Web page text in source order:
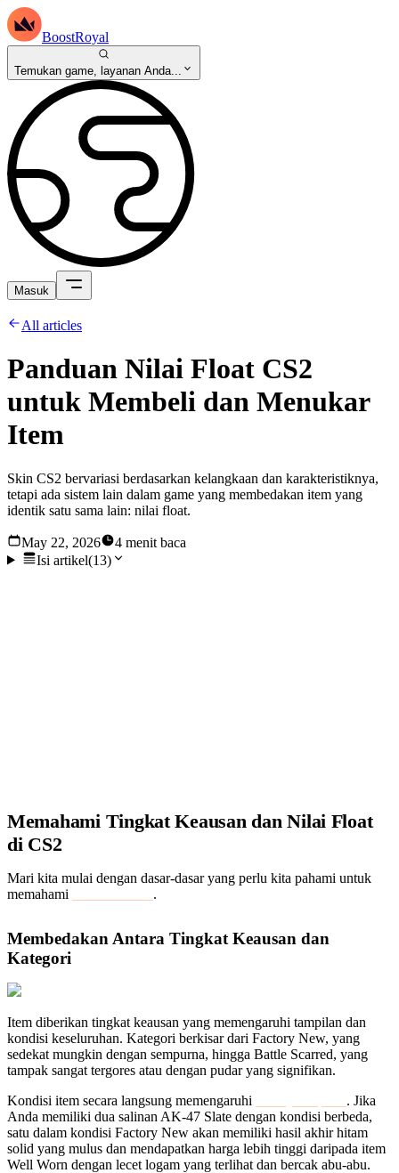
BoostRoyal
Temukan game, layanan Anda...
Masuk
All articles
Panduan Nilai Float CS2
untuk Membeli dan Menukar
Item
Skin CS2 bervariasi berdasarkan kelangkaan dan karakteristiknya,
tetapi ada sistem lain dalam game yang membedakan item yang
identik satu sama lain: nilai float.
May 22, 2026
4 menit baca
Isi artikel(13)
Memahami Tingkat Keausan dan Nilai Float
di CS2
Mari kita mulai dengan dasar-dasar yang perlu kita pahami untuk
memahami
.
Membedakan Antara Tingkat Keausan dan
Kategori
Item diberikan tingkat keausan yang memengaruhi tampilan dan
kondisi keseluruhan. Kategori berkisar dari Factory New, yang
sedekat mungkin dengan sempurna, hingga Battle Scarred, yang
tampak sangat tergores atau dengan pudar yang signifikan.
Kondisi item secara langsung memengaruhi
. Jika
Anda memiliki dua salinan AK-47 Slate dengan kondisi berbeda,
satu dalam kondisi Factory New akan memiliki hasil akhir hitam
solid yang mulus dan mendapatkan harga lebih tinggi daripada item
Well Worn dengan lecet logam yang terlihat dan bercak abu-abu.